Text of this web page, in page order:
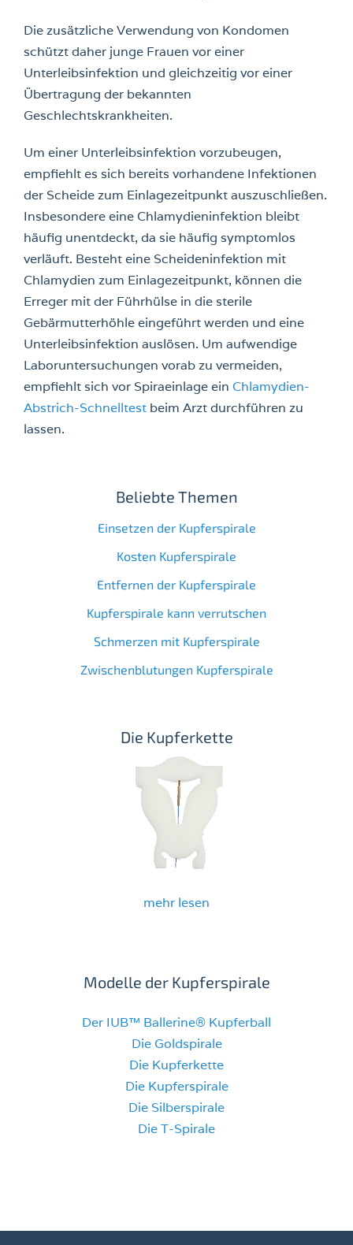
Die zusätzliche Verwendung von Kondomen
schützt daher junge Frauen vor einer
Unterleibsinfektion und gleichzeitig vor einer
Übertragung der bekannten
Geschlechtskrankheiten.
Um einer Unterleibsinfektion vorzubeugen,
empfiehlt es sich bereits vorhandene Infektionen
der Scheide zum Einlagezeitpunkt auszuschließen.
Insbesondere eine Chlamydieninfektion bleibt
häufig unentdeckt, da sie häufig symptomlos
verläuft. Besteht eine Scheideninfektion mit
Chlamydien zum Einlagezeitpunkt, können die
Erreger mit der Führhülse in die sterile
Gebärmutterhöhle eingeführt werden und eine
Unterleibsinfektion auslösen. Um aufwendige
Laboruntersuchungen vorab zu vermeiden,
empfiehlt sich vor Spiraeinlage ein Chlamydien-
Abstrich-Schnelltestbeim Arzt durchführen zu
lassen.
Beliebte Themen
Einsetzen der Kupferspirale
Kosten Kupferspirale
Entfernen der Kupferspirale
Kupferspirale kann verrutschen
Schmerzen mit Kupferspirale
Zwischenblutungen Kupferspirale
Die Kupferkette
mehr lesen
Modelle der Kupferspirale
Der IUB™ Ballerine® Kupferball
Die Goldspirale
Die Kupferkette
Die Kupferspirale
Die Silberspirale
Die T-Spirale